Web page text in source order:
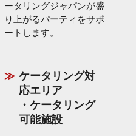
ータリングジャパンが盛
り上がるパーティをサポ
ートします。
ケータリング対
応エリア
・ケータリング
可能施設